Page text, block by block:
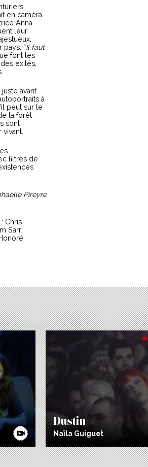
en caméra
Anna
leur
“Il faut
font les
exilés,
avant
à
peut sur le
la forêt
sont
vivant.
filtres de
Pireyre
: Chris
Sarr,
Dustin
Naïla Guiguet